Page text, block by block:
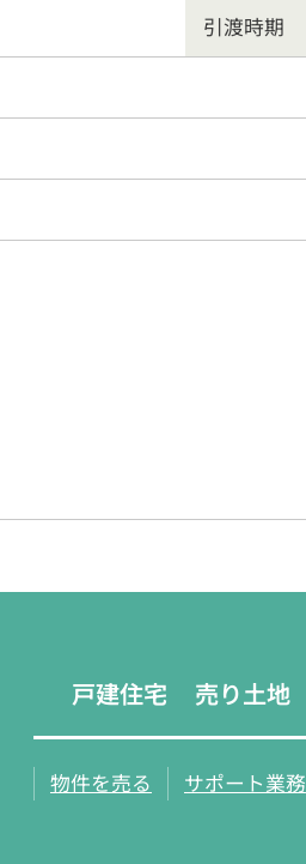
引渡時期
戸建住宅 売り土地
物件を売る サポート業務
〜18:00